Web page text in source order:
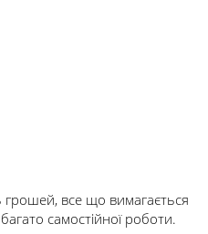
все що вимагається
самостійної роботи.